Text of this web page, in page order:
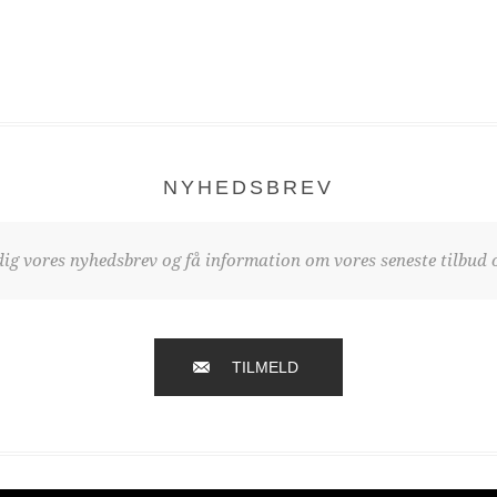
NYHEDSBREV
vores nyhedsbrev og få information om vores seneste tilbud
TILMELD